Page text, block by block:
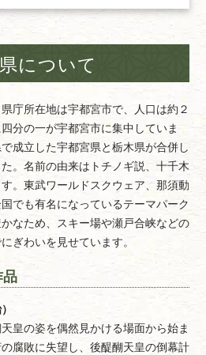
について
庁所在地は宇都宮市で、人口は約２
分の一が宇都宮市に集中していま
成立した宇都宮県と栃木県が合併し
。名前の由来はトチノギ説、十千木
。東武ワールドスクウェア、那須動
でも有名になっているテーマパーク
なため、スキー場や瀬戸合峡などの
ぎわいを見せています。
皇の姿を偶然見かける場面から始ま
腐敗に失望し、後醍醐天皇の倒幕計